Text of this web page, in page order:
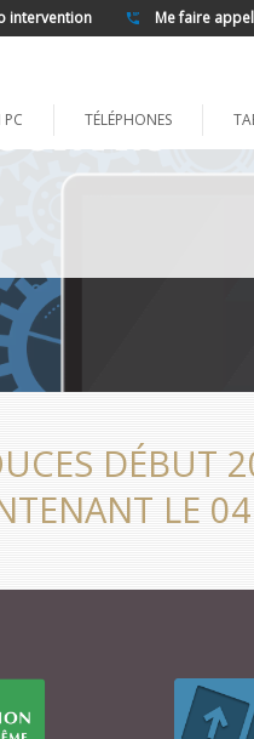
Me faire
intervention
PC TÉLÉPHONES
DÉBUT
LE